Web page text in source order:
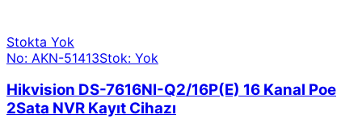
Stokta Yok
No: AKN-51413Stok: Yok
Hikvision DS-7616NI-Q2/16P(E) 16 Kanal Poe
2Sata NVR Kayıt Cihazı